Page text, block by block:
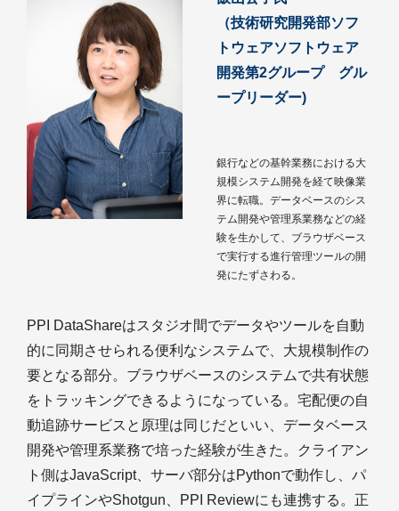
（技術研究開発部ソフ
トウェアソフトウェア
開発第2グループ グル
ープリーダー)
銀行などの基幹業務における大
規模システム開発を経て映像業
界に転職。データベースのシス
テム開発や管理系業務などの経
験を生かして、ブラウザベース
で実行する進行管理ツールの開
発にたずさわる。
PPI DataShareはスタジオ間でデータやツールを自動
的に同期させられる便利なシステムで、大規模制作の
要となる部分。ブラウザベースのシステムで共有状態
をトラッキングできるようになっている。宅配便の自
動追跡サービスと原理は同じだといい、データベース
開発や管理系業務で培った経験が生きた。クライアン
ト側はJavaScript、サーバ部分はPythonで動作し、パ
イプラインやShotgun、PPI Reviewにも連携する。正